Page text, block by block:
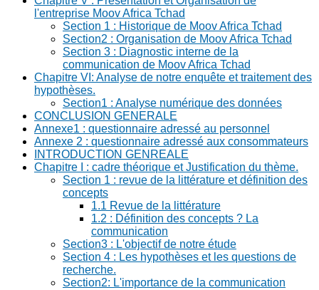
l'entreprise Moov Africa Tchad
Section 1 : Historique de Moov Africa Tchad
Section2 : Organisation de Moov Africa Tchad
Section 3 : Diagnostic interne de la
communication de Moov Africa Tchad
Chapitre VI: Analyse de notre enquête et traitement des
hypothèses.
Section1 : Analyse numérique des données
CONCLUSION GENERALE
Annexe1 : questionnaire adressé au personnel
Annexe 2 : questionnaire adressé aux consommateurs
INTRODUCTION GENREALE
Chapitre I : cadre théorique et Justification du thème.
Section 1 : revue de la littérature et définition des
concepts
1.1 Revue de la littérature
1.2 : Définition des concepts ? La
communication
Section3 : L'objectif de notre étude
Section 4 : Les hypothèses et les questions de
recherche.
Section2: L'importance de la communication